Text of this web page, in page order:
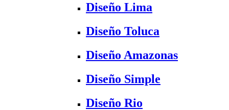
Diseño Lima
Diseño Toluca
Diseño Amazonas
Diseño Simple
Diseño Rio